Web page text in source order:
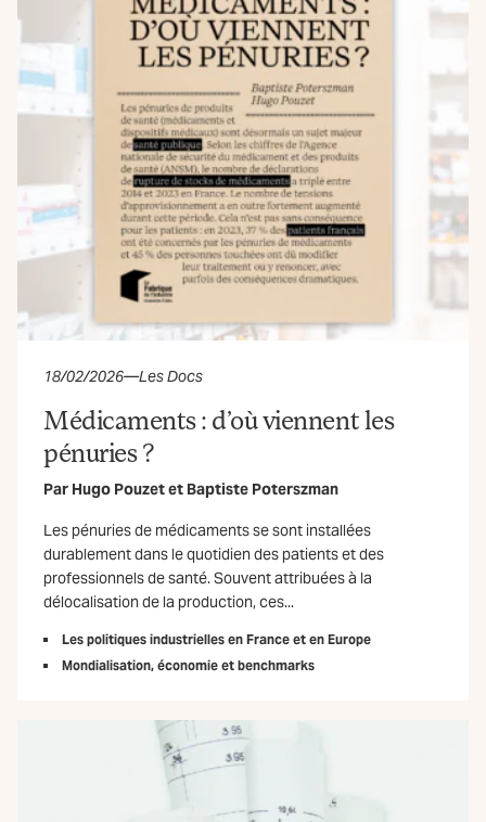
18/02/2026—Les Docs
Médicaments : d’où viennent les
pénuries ?
Par Hugo Pouzetet Baptiste Poterszman
Les pénuries de médicaments se sont installées
durablement dans le quotidien des patients et des
professionnels de santé. Souvent attribuées à la
délocalisation de la production, ces...
Les politiques industrielles en France et en Europe
Mondialisation, économie et benchmarks